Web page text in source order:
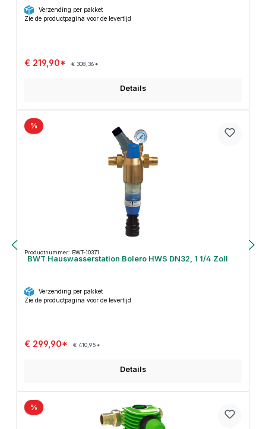
Verzending per pakket
Zie de productpagina voor de levertijd
€ 219,90* € 308,36*
Details
%
Productnummer: BWT-10371
BWT Hauswasserstation Bolero HWS DN32, 1 1/4 Zoll
Verzending per pakket
Zie de productpagina voor de levertijd
€ 299,90* € 410,95*
Details
%